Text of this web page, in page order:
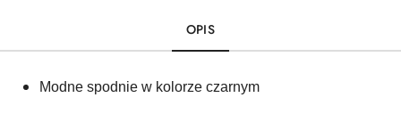
OPIS
Modne spodnie w kolorze czarnym